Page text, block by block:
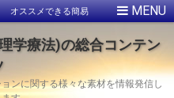
オススメできる簡易
学療法)の総合コンテン
ンに関する様々な素材を情報発信し